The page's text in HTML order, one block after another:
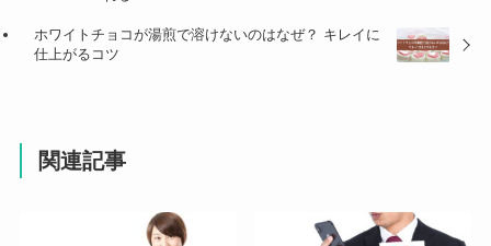
ホワイトチョコが湯煎で溶けないのはなぜ？ キレイに
仕上がるコツ
関連記事